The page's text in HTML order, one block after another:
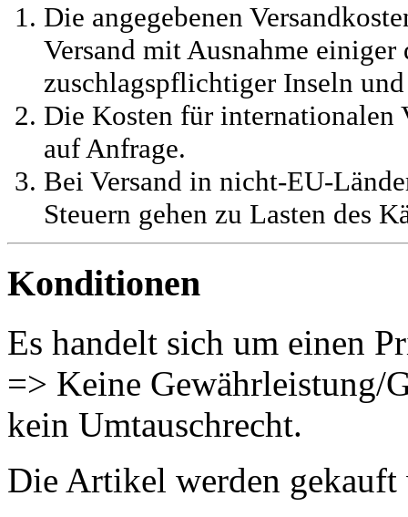
Die angegebenen
Versand mit Ausnahme
zuschlagspflichtiger Inseln
Die Kosten für
auf Anfrage.
Bei Versand in nicht-EU-
Steuern gehen zu Lasten des
Konditionen
Es handelt sich um einen
=> Keine Gewährleistung/
kein Umtauschrecht.
Die Artikel werden gekauft